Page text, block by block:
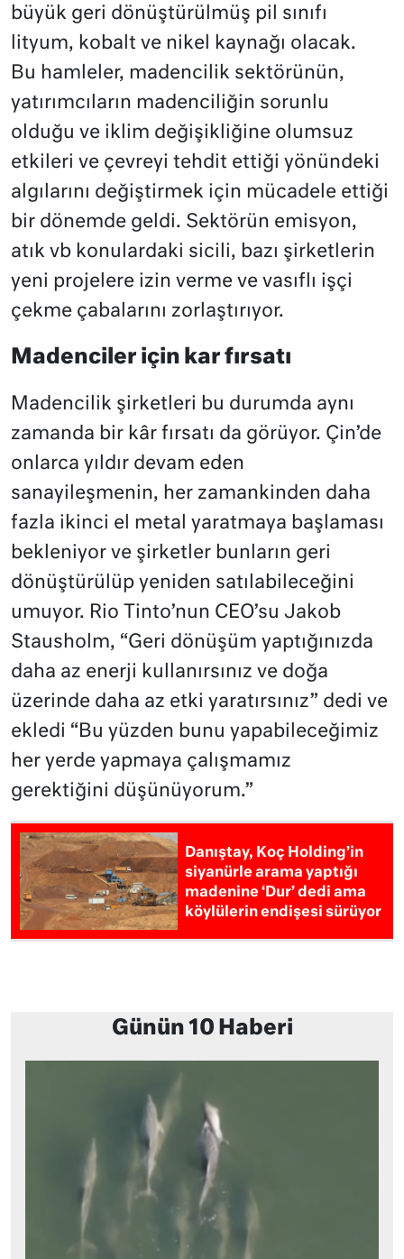
büyük geri dönüştürülmüş pil sınıfı
lityum, kobalt ve nikel kaynağı olacak.
Bu hamleler, madencilik sektörünün,
yatırımcıların madenciliğin sorunlu
olduğu ve iklim değişikliğine olumsuz
etkileri ve çevreyi tehdit ettiği yönündeki
algılarını değiştirmek için mücadele ettiği
bir dönemde geldi. Sektörün emisyon,
atık vb konulardaki sicili, bazı şirketlerin
yeni projelere izin verme ve vasıflı işçi
çekme çabalarını zorlaştırıyor.
Madenciler için kar fırsatı
Madencilik şirketleri bu durumda aynı
zamanda bir kâr fırsatı da görüyor. Çin’de
onlarca yıldır devam eden
sanayileşmenin, her zamankinden daha
fazla ikinci el metal yaratmaya başlaması
bekleniyor ve şirketler bunların geri
dönüştürülüp yeniden satılabileceğini
umuyor. Rio Tinto’nun CEO’su Jakob
Stausholm, “Geri dönüşüm yaptığınızda
daha az enerji kullanırsınız ve doğa
üzerinde daha az etki yaratırsınız” dedi ve
ekledi “Bu yüzden bunu yapabileceğimiz
her yerde yapmaya çalışmamız
gerektiğini düşünüyorum.”
Danıştay, Koç Holding’in
siyanürle arama yaptığı
madenine ‘Dur’ dedi ama
köylülerin endişesi sürüyor
Günün 10 Haberi